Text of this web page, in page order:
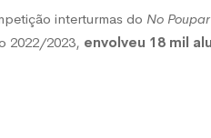
interturmas do No
2022/2023, envolveu 18 mil